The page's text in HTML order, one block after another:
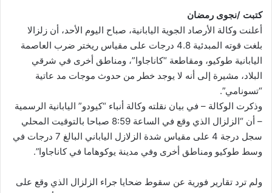
كتبت /نجوى رمضان
أعلنت وكالة الأرصاد الجوية اليابانية، صباح اليوم الأحد، أن زلزالا
بلغت قوته المبدئية 4.8 درجات على مقياس ريختر ضرب العاصمة
اليابانية طوكيو، ومقاطعة “كاناجاوا”، ومناطق أخرى في شرقي
البلاد، مشيرة إلى أنه لا يوجد خطر من حدوث موجات مد عاتية
“تسونامي”.
وذكرت الوكالة – في بيان نقلته وكالة أنباء “كيودو” اليابانية الرسمية
– أن “الزلزال الذي وقع في الساعة 8:59 صباحا بالتوقيت المحلي
سجل درجة 4 على مقياس شدة الزلازل الياباني البالغ 7 درجات في
وسط طوكيو ومناطق أخرى وفي مدينة يوكوهاما في كاناجاوا”.
ولم ترد تقارير فورية عن سقوط ضحايا جراء الزلزال الذي وقع على